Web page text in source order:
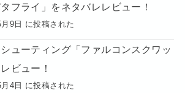
フライ」をネタバレレビュー！
9日 に投稿された
ューティング「ファルコンスクワッ
ビュー！
4日 に投稿された